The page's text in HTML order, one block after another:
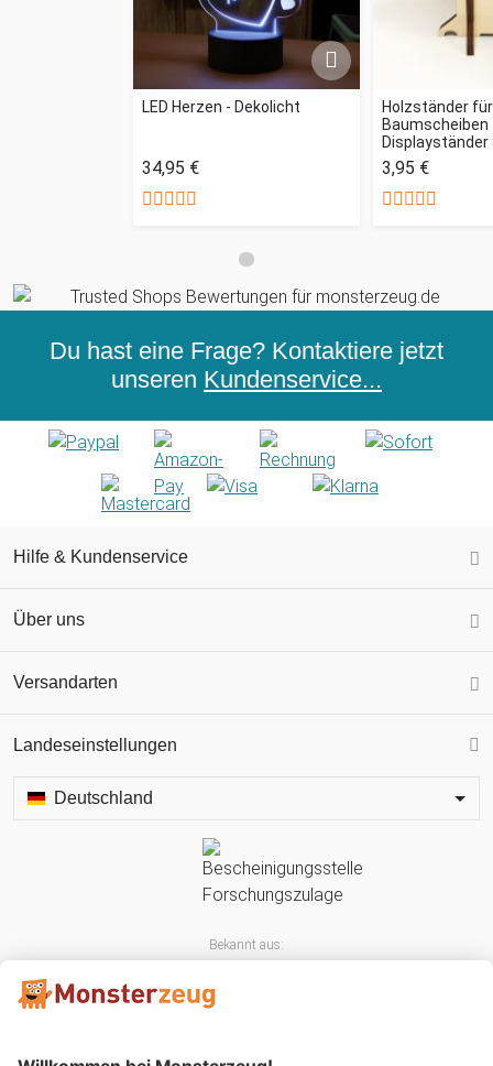
LED Herzen - Dekolicht
34,95 €
Holzständer für
Baumscheiben
3,95 €
Du hast eine Frage? Kontaktiere jetzt
unseren Kundenservice...
Hilfe & Kundenservice
Über uns
Versandarten
Landeseinstellungen
Deutschland
Bekannt aus: